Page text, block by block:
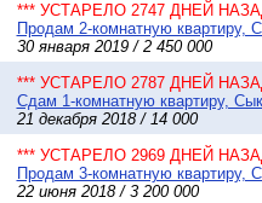
*** УСТАРЕЛО 2747 ДНЕЙ
Продам 2-комнатную квартиру,
30 января 2019 / 2 450 000
*** УСТАРЕЛО 2787 ДНЕЙ
Сдам 1-комнатную квартиру,
21 декабря 2018 / 14 000
*** УСТАРЕЛО 2969 ДНЕЙ
Продам 3-комнатную квартиру,
22 июня 2018 / 3 200 000